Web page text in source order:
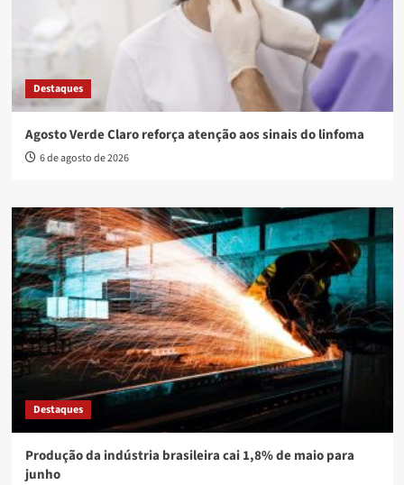
Destaques
Agosto Verde Claro reforça atenção aos sinais do linfoma
6 de agosto de 2026
Destaques
Produção da indústria brasileira cai 1,8% de maio para
junho